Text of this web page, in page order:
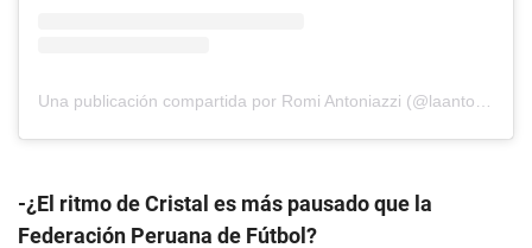
-¿El ritmo de Cristal es más pausado que la
Federación Peruana de Fútbol?